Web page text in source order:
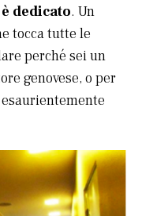
dedicato. Un
tocca tutte le
perché sei un
genovese, o per